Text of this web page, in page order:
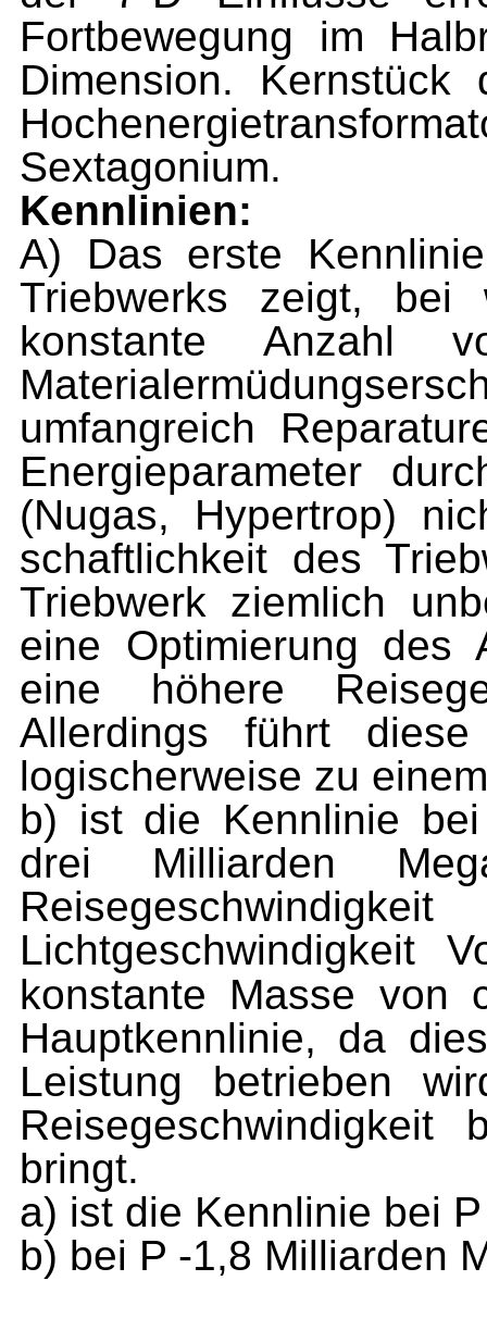
Fortbewegung im
Dimension.
Sextagonium.
Kennlinien:
A) Das erste
Triebwerks zeigt,
konstante Anzahl
umfangreich
Energieparameter
(Nugas, Hypertrop)
schaftlichkeit des
Triebwerk ziemlich
eine Optimierung des
eine höhere
Allerdings führt
logischer­weise zu
b) ist die Kennlinie
drei Milliarden
Lichtgeschwindigkeit
konstante Masse von
Hauptkennlinie, da
Leistung be­trieben
bringt.
a) ist die Kennlinie bei
b) bei P -1,8 Milliarden